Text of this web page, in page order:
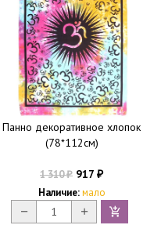
Панно декоративное хлопок
(78*112см)
1 310₽ 917 ₽
Наличие: мало